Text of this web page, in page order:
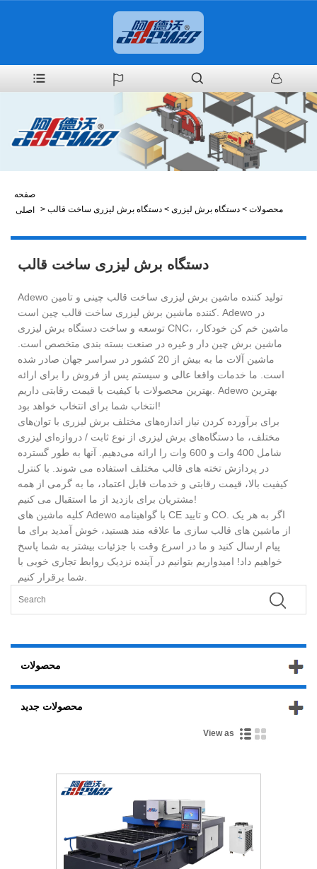
صفحه
اصلی
> محصولات > دستگاه برش لیزری > دستگاه برش لیزری ساخت قالب
دستگاه برش لیزری ساخت قالب
Adewo تولید کننده ماشین برش لیزری ساخت قالب چینی و تامین
کننده ماشین برش لیزری ساخت قالب چین است. Adewo در
توسعه و ساخت دستگاه برش لیزری CNC، ماشین خم کن خودکار،
ماشین برش چین دار و غیره در صنعت بسته بندی متخصص است.
ماشین آلات ما به بیش از 20 کشور در سراسر جهان صادر شده
است. ما خدمات واقعا عالی و سیستم پس از فروش را برای ارائه
بهترین محصولات با کیفیت با قیمت رقابتی داریم. Adewo بهترین
انتخاب شما برای انتخاب خواهد بود!
برای برآورده کردن نیاز اندازه‌های مختلف برش لیزری با توان‌های
مختلف، ما دستگاه‌های برش لیزری از نوع ثابت / دروازه‌ای لیزری
شامل 400 وات و 600 وات را ارائه می‌دهیم. آنها به طور گسترده
در پردازش تخته های قالب مختلف استفاده می شوند. با کنترل
کیفیت بالا، قیمت رقابتی و خدمات قابل اعتماد، ما به گرمی از همه
مشتریان برای بازدید از ما استقبال می کنیم!
کلیه ماشین های Adewo با گواهینامه CE و تایید CO. اگر به هر یک
از ماشین های قالب سازی ما علاقه مند هستید، خوش آمدید برای ما
پیام ارسال کنید و ما در اسرع وقت با جزئیات بیشتر به شما پاسخ
خواهیم داد! امیدواریم بتوانیم در آینده نزدیک روابط تجاری خوبی با
محصولات
محصولات جدید
View as